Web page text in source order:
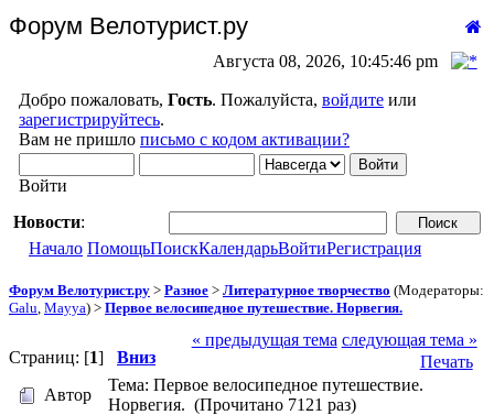
Форум Велотурист.ру
Августа 08, 2026, 10:45:46 pm
Добро пожаловать, Гость. Пожалуйста, войдите или
зарегистрируйтесь.
Вам не пришло письмо с кодом активации?
Войти
Новости:
Начало ПомощьПоискКалендарьВойтиРегистрация
Форум Велотурист.ру > Разное > Литературное творчество (Модераторы:
Galu Mayya) > Первое велосипедное путешествие. Норвегия.
Страниц: [1] Вниз
« предыдущая тема следующая тема »
Печать
Автор
Тема: Первое велосипедное путешествие.
Норвегия. (Прочитано 7121 раз)